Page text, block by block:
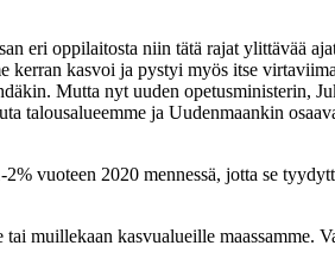
eri oppilaitosta niin tätä rajat ylittävää
kasvoi ja pystyi myös itse
Mutta nyt uuden opetusministerin,
talousalueemme ja Uudenmaankin
vuoteen 2020 mennessä, jotta se
muillekaan kasvualueille maassamme.